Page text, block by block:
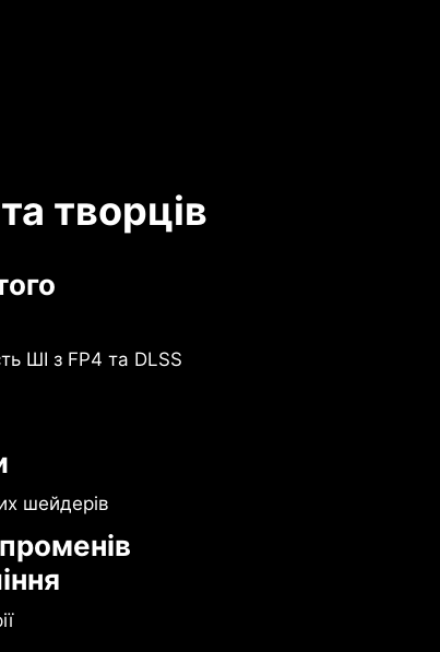
творців
ШІ з FP4 та DLSS
шейдерів